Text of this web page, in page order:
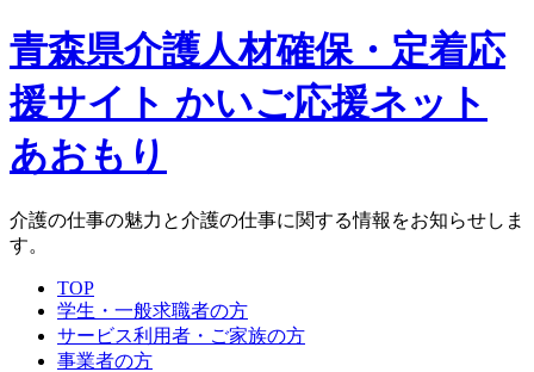
青森県介護人材確保・定着応
援サイト かいご応援ネット
あおもり
介護の仕事の魅力と介護の仕事に関する情報をお知らせしま
す。
TOP
学生・一般求職者の方
サービス利用者・ご家族の方
事業者の方